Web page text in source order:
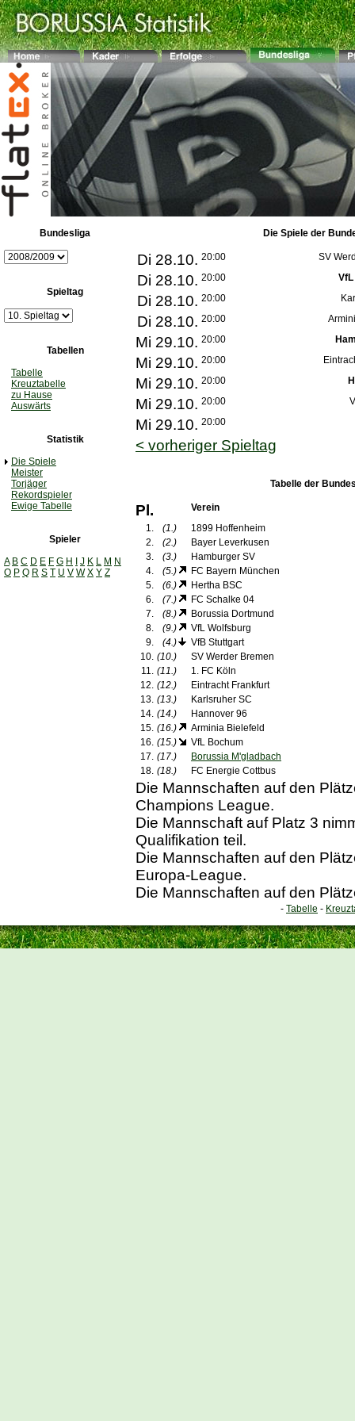
Bundesliga
Spieltag
Tabellen
Tabelle
Kreuztabelle
zu Hause
Auswärts
Statistik
Die Spiele
Meister
Torjäger
Rekordspieler
Ewige Tabelle
Spieler
A B C D E F G H J K L M N
O P Q R S T U V W X Y Z
Die Spiele der
Di 28.10. 20:00 SV
Di 28.10. 20:00
Di 28.10. 20:00
Di 28.10. 20:00
Mi 29.10. 20:00
Mi 29.10. 20:00
Mi 29.10. 20:00
Mi 29.10. 20:00
Mi 29.10. 20:00
< vorheriger Spieltag
Tabelle der
Pl.
Verein
1.
(1.)
1899 Hoffenheim
2.
(2.)
Bayer Leverkusen
3.
(3.)
Hamburger SV
4.
(5.)
FC Bayern München
5.
(6.)
Hertha BSC
6.
(7.)
FC Schalke 04
7.
(8.)
Borussia Dortmund
8.
(9.)
VfL Wolfsburg
9.
(4.)
VfB Stuttgart
10. (10.)
SV Werder Bremen
11. (11.)
1. FC Köln
12. (12.)
Eintracht Frankfurt
13. (13.)
Karlsruher SC
14. (14.)
Hannover 96
15. (16.)
Arminia Bielefeld
16. (15.)
VfL Bochum
17. (17.)
Borussia M'gladbach
18. (18.) FC Energie Cottbus
Die Mannschaften auf den
Champions League.
Die Mannschaft auf Platz 3
Qualifikation teil.
Die Mannschaften auf den
Europa-League.
Die Mannschaften auf den
- Tabelle -